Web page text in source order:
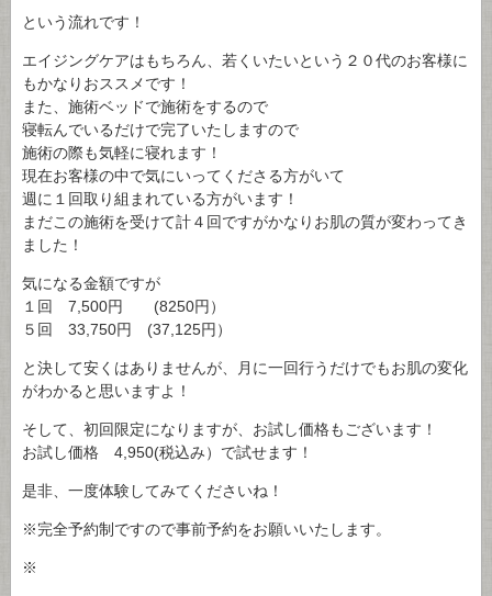
という流れです！
エイジングケアはもちろん、若くいたいという２０代のお客様に
もかなりおススメです！
また、施術ベッドで施術をするので
寝転んでいるだけで完了いたしますので
施術の際も気軽に寝れます！
現在お客様の中で気にいってくださる方がいて
週に１回取り組まれている方がいます！
まだこの施術を受けて計４回ですがかなりお肌の質が変わってき
ました！
気になる金額ですが
１回 7,500円 (8250円）
５回 33,750円 (37,125円）
と決して安くはありませんが、月に一回行うだけでもお肌の変化
がわかると思いますよ！
そして、初回限定になりますが、お試し価格もございます！
お試し価格 4,950(税込み）で試せます！
是非、一度体験してみてくださいね！
※完全予約制ですので事前予約をお願いいたします。
※